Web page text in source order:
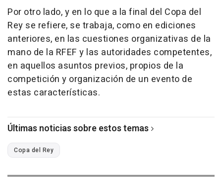
Por otro lado, y en lo que a la final del Copa del
Rey se refiere, se trabaja, como en ediciones
anteriores, en las cuestiones organizativas de la
mano de la RFEF y las autoridades competentes,
en aquellos asuntos previos, propios de la
competición y organización de un evento de
estas características.
Últimas noticias sobre estos temas
Copa del Rey